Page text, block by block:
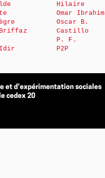
Idir
Hilaire
Omar Ibrahim
Oscar B.
Castillo
P. F.
P2P
et d’expérimentation sociales
cedex 20